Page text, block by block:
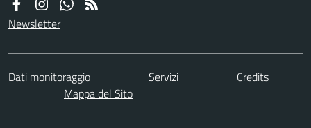
Newsletter
Dati monitoraggio Servizi
Credits
Mappa del Sito